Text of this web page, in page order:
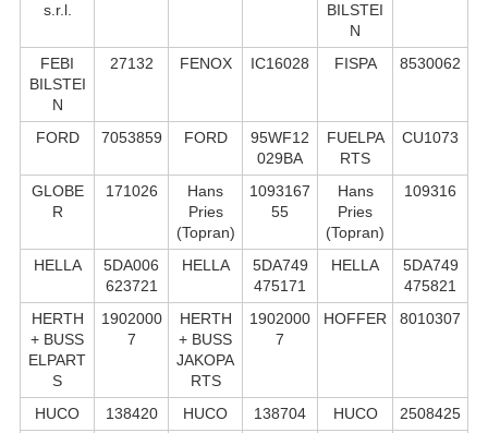
s.r.l.
BILSTEI
N
FEBI
BILSTEI
N
27132 FENOX IC16028 FISPA 8530062
FORD 7053859 FORD
95WF12
029BA
FUELPA
RTS
CU1073
GLOBE
R
171026
Hans
Pries
(Topran)
1093167
55
Hans
Pries
(Topran)
109316
HELLA
5DA006
623721
HELLA
5DA749
475171
HELLA
5DA749
475821
HERTH
+ BUSS
ELPART
S
1902000
7
HERTH
+ BUSS
JAKOPA
RTS
1902000
7
HOFFER 8010307
HUCO 138420 HUCO 138704 HUCO
2508425